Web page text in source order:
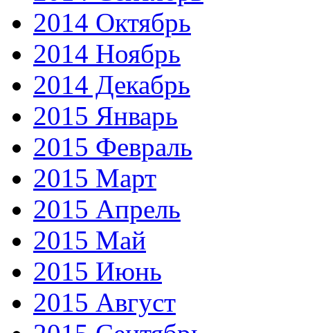
2014 Октябрь
2014 Ноябрь
2014 Декабрь
2015 Январь
2015 Февраль
2015 Март
2015 Апрель
2015 Май
2015 Июнь
2015 Август